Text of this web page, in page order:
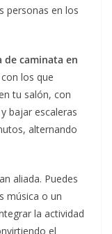
personas en los
caminata en
los que
tu salón, con
bajar escaleras
alternando
aliada. Puedes
música o un
la actividad
el